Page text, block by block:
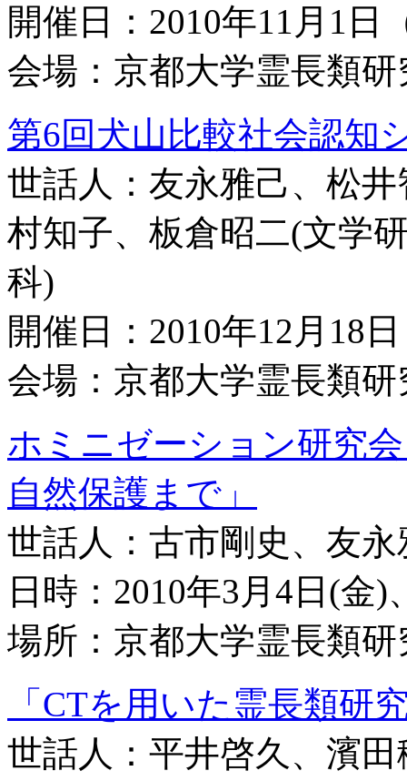
開催日：2010年11月1日
会場：京都大学霊長類
第6回犬山比較社会認知
世話人：友永雅己、松
村知子、板倉昭二(文学
科)
開催日：2010年12月18
会場：京都大学霊長類
ホミニゼーション研究
自然保護まで」
世話人：古市剛史、友
日時：2010年3月4日(金)
場所：京都大学霊長類
「CTを用いた霊長類研
世話人：平井啓久、濱